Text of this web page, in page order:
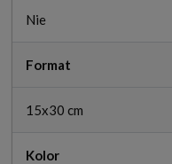
Nie
Format
15x30 cm
Kolor